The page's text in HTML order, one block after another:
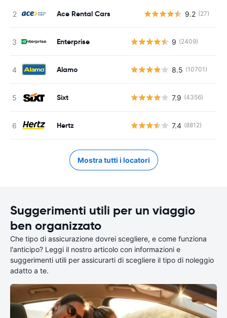
Ace Rental Cars 9.2 (27)
Enterprise 9 (2409)
Alamo 8.5 (10701)
Sixt 7.9 (4356)
Hertz 7.4 (8812)
Mostra tutti i locatori
Suggerimenti utili per un viaggio
ben organizzato
Che tipo di assicurazione dovrei scegliere, e come funziona
l'anticipo? Leggi il nostro articolo con informazioni e
suggerimenti utili per assicurarti di scegliere il tipo di noleggio
adatto a te.